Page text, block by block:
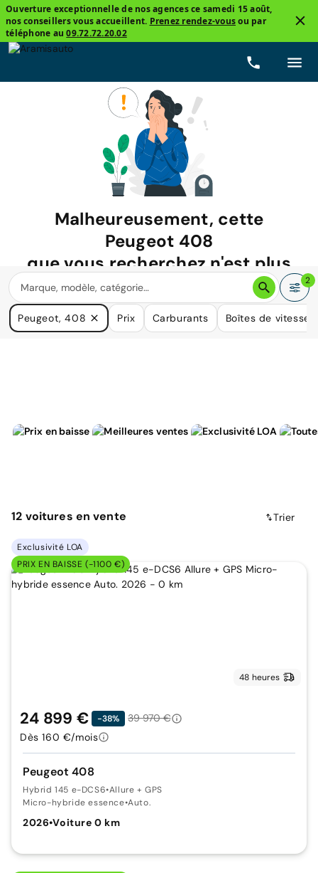
Ouverture exceptionnelle de nos agences ce samedi 15 août,
nos conseillers vous accueillent. Prenez rendez-vousou par
téléphone au09.72.72.20.02
Malheureusement, cette
Peugeot 408
que vous recherchez n'est plus
disponible.
Nous avons de nombreuses voitures qui pourraient répondre
à vos besoins.
2
Peugeot, 408 Prix Carburants Boîtes de vitesse
12 voitures en vente Trier
Exclusivité LOA
PRIX EN BAISSE (-1100 €)
48 heures
Peugeot 408
Hybrid 145 e-DCS6•Allure + GPS
Micro-hybride essence•Auto.
2026•Voiture 0 km
24 899 € -38%
39 970 €
Dès 160 €/mois